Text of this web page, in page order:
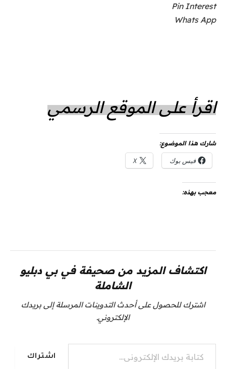
Pin Interest
Whats App
اقرأ على الموقع الرسمي
شارك هذا الموضوع:
فيس بوك X
معجب بهذه:
اكتشاف المزيد من صحيفة في بي دبليو
الشاملة
اشترك للحصول على أحدث التدوينات المرسلة إلى بريدك
الإلكتروني.
كتابة بريدك الإلكتروني...
اشتراك